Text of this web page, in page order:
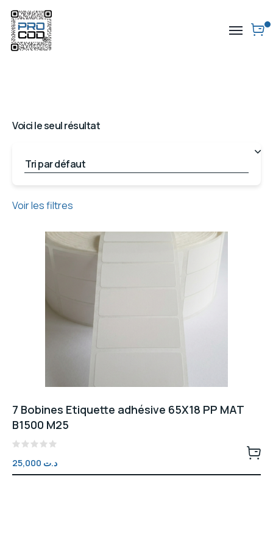
Voici le seul résultat
Voir les filtres
7 Bobines Etiquette adhésive 65X18 PP MAT
B1500 M25
0
sur
د.ت